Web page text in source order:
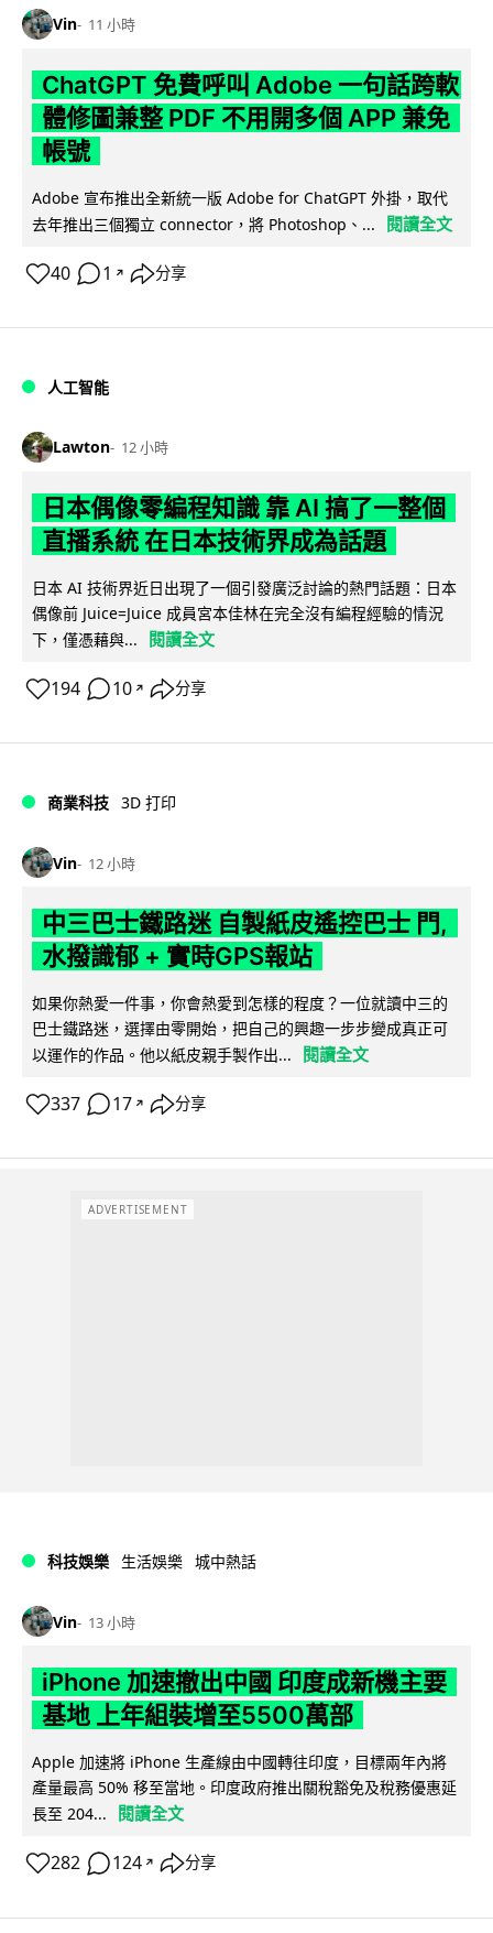
Vin 11 小時
ChatGPT 免費呼叫 Adobe 一句話跨軟
體修圖兼整 PDF 不用開多個 APP 兼免
帳號
Adobe 宣布推出全新統一版 Adobe for ChatGPT 外掛，取代
去年推出三個獨立 connector，將 Photoshop、...
閱讀全文
40 1 ↗ 分享
人工智能
Lawton 12 小時
日本偶像零編程知識 靠 AI 搞了一整個
直播系統 在日本技術界成為話題
日本 AI 技術界近日出現了一個引發廣泛討論的熱門話題：日本
偶像前 Juice=Juice 成員宮本佳林在完全沒有編程經驗的情況
下，僅憑藉與...
閱讀全文
194 10 ↗ 分享
商業科技 3D 打印
Vin 12 小時
中三巴士鐵路迷 自製紙皮遙控巴士 門,
水撥識郁 + 實時GPS報站
如果你熱愛一件事，你會熱愛到怎樣的程度？一位就讀中三的
巴士鐵路迷，選擇由零開始，把自己的興趣一步步變成真正可
以運作的作品。他以紙皮親手製作出...
閱讀全文
337 17 ↗ 分享
ADVERTISEMENT
科技娛樂 生活娛樂 城中熱話
Vin 13 小時
iPhone 加速撤出中國 印度成新機主要
基地 上年組裝增至5500萬部
Apple 加速將 iPhone 生產線由中國轉往印度，目標兩年內將
產量最高 50% 移至當地。印度政府推出關稅豁免及稅務優惠延
長至 204...
閱讀全文
282 124 ↗ 分享